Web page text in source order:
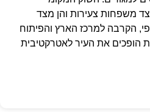
משפחות צעירות והן מצד
הקרבה למרכז הארץ והפיתוח
הופכים את העיר לאטרקטיבית